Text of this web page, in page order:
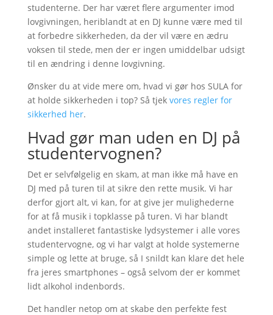
studenterne. Der har været flere argumenter imod
lovgivningen, heriblandt at en DJ kunne være med til
at forbedre sikkerheden, da der vil være en ædru
voksen til stede, men der er ingen umiddelbar udsigt
til en ændring i denne lovgivning.
Ønsker du at vide mere om, hvad vi gør hos SULA for
at holde sikkerheden i top? Så tjek vores regler for
sikkerhed her.
Hvad gør man uden en DJ på
studentervognen?
Det er selvfølgelig en skam, at man ikke må have en
DJ med på turen til at sikre den rette musik. Vi har
derfor gjort alt, vi kan, for at give jer mulighederne
for at få musik i topklasse på turen. Vi har blandt
andet installeret fantastiske lydsystemer i alle vores
studentervogne, og vi har valgt at holde systemerne
simple og lette at bruge, så I snildt kan klare det hele
fra jeres smartphones – også selvom der er kommet
lidt alkohol indenbords.
Det handler netop om at skabe den perfekte fest